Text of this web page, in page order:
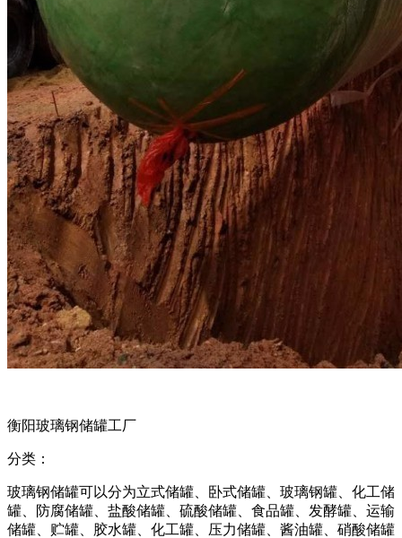
衡阳玻璃钢储罐工厂
分类：
玻璃钢储罐可以分为立式储罐、卧式储罐、玻璃钢罐、化工储
罐、防腐储罐、盐酸储罐、硫酸储罐、食品罐、发酵罐、运输
储罐、贮罐、胶水罐、化工罐、压力储罐、酱油罐、硝酸储罐